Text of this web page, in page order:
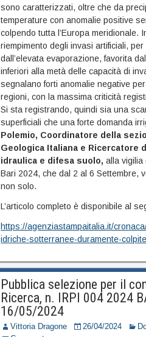
sono caratterizzati, oltre che da
temperature con anomalie positive
colpendo tutta l’Europa meridionale.
riempimento degli invasi artificiali,
dall’elevata evaporazione, favorita
inferiori alla metà delle capacità di
segnalano forti anomalie negative
regioni, con la massima criticità
Si sta registrando, quindi sia una
superficiali che una forte domanda
Polemio, Coordinatore della
Geologica Italiana e Ricercatore
idraulica e difesa suolo,alla vigilia
Bari 2024, che dal 2 al 6 Settembre,
non solo.
L’articolo completo è disponibile al
https://agenziastampaitalia.it/
idriche-sotterranee-duramente-
Pubblica selezione per il
Ricerca, n. IRPI 004 2024
16/05/2024
Vittoria Dragone 26/04/2024